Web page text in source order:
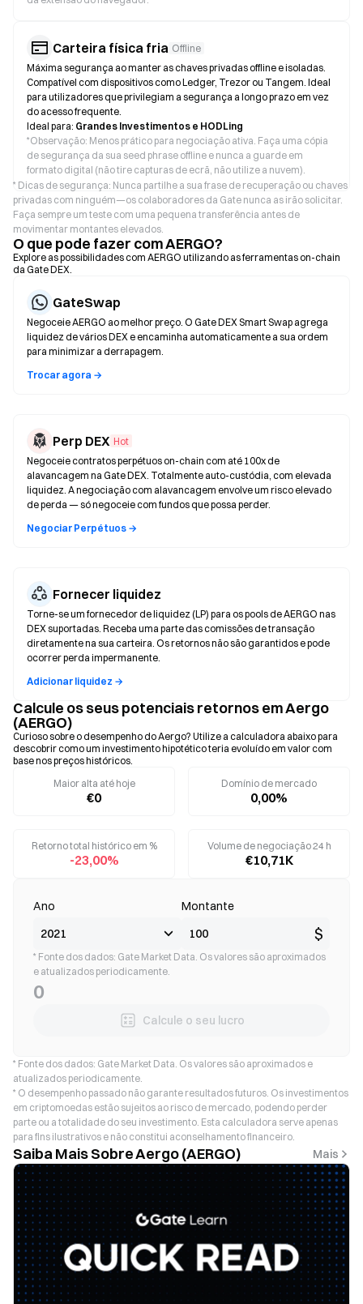
Carteira física fria Offline
Máxima segurança ao manter as chaves privadas offline e isoladas.
Compatível com dispositivos como Ledger, Trezor ou Tangem. Ideal
para utilizadores que privilegiam a segurança a longo prazo em vez
do acesso frequente.
Ideal para: Grandes Investimentos e HODLing
*Observação: Menos prático para negociação ativa. Faça uma cópia
de segurança da sua seed phrase offline e nunca a guarde em
formato digital (não tire capturas de ecrã, não utilize a nuvem).
* Dicas de segurança: Nunca partilhe a sua frase de recuperação ou chaves
privadas com ninguém—os colaboradores da Gate nunca as irão solicitar.
Faça sempre um teste com uma pequena transferência antes de
movimentar montantes elevados.
O que pode fazer com AERGO?
Explore as possibilidades com AERGO utilizando as ferramentas on-chain
da Gate DEX.
GateSwap
Negoceie AERGO ao melhor preço. O Gate DEX Smart Swap agrega
liquidez de vários DEX e encaminha automaticamente a sua ordem
para minimizar a derrapagem.
Trocar agora →
Perp DEX Hot
Negoceie contratos perpétuos on-chain com até 100x de
alavancagem na Gate DEX. Totalmente auto-custódia, com elevada
liquidez. A negociação com alavancagem envolve um risco elevado
de perda — só negoceie com fundos que possa perder.
Negociar Perpétuos →
Fornecer liquidez
Torne-se um fornecedor de liquidez (LP) para os pools de AERGO nas
DEX suportadas. Receba uma parte das comissões de transação
diretamente na sua carteira. Os retornos não são garantidos e pode
ocorrer perda impermanente.
Adicionar liquidez →
Calcule os seus potenciais retornos em Aergo
(AERGO)
Curioso sobre o desempenho do Aergo? Utilize a calculadora abaixo para
descobrir como um investimento hipotético teria evoluído em valor com
base nos preços históricos.
Maior alta até hoje
€0
Domínio de mercado
0,00%
Retorno total histórico em %
-23,00%
Volume de negociação 24 h
€10,71K
Ano Montante
$
* Fonte dos dados: Gate Market Data. Os valores são aproximados
e atualizados periodicamente.
0
Calcule o seu lucro
* Fonte dos dados: Gate Market Data. Os valores são aproximados e
atualizados periodicamente.
* O desempenho passado não garante resultados futuros. Os investimentos
em criptomoedas estão sujeitos ao risco de mercado, podendo perder
parte ou a totalidade do seu investimento. Esta calculadora serve apenas
para fins ilustrativos e não constitui aconselhamento financeiro.
Saiba Mais Sobre Aergo (AERGO) Mais